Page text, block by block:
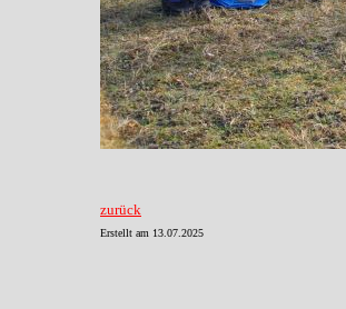
zurück
Erstellt am 13.07.2025